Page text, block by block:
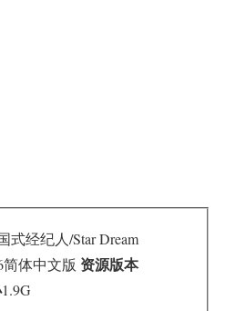
式经纪人/Star Dream
简体中文版 资源版本
1.9G